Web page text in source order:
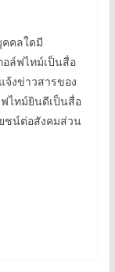
คลใดมี
อล์ฟไทม์เป็นสื่อ
จ้งข่าวสารของ
ไทม์ยินดีเป็นสื่อ
ชน์ต่อสังคมส่วน